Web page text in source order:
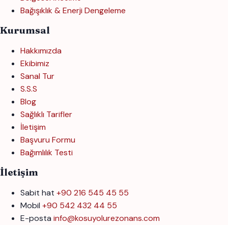
Bağışıklık & Enerji Dengeleme
Kurumsal
Hakkımızda
Ekibimiz
Sanal Tur
S.S.S
Blog
Sağlıklı Tarifler
İletişim
Başvuru Formu
Bağımlılık Testi
İletişim
Sabit hat +90 216 545 45 55
Mobil +90 542 432 44 55
E-posta info@kosuyolurezonans.com